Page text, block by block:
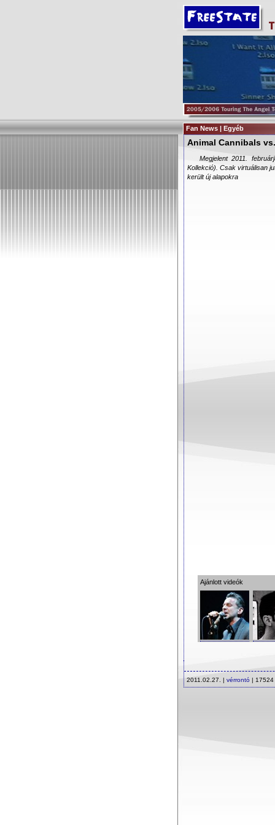
Fan News | Egyéb
Animal Cannibals
Megjelent 2011.
Kollekció). Csak virtuálisan
került új alapokra
Ajánlott videók
2011.02.27. | vérrontó |